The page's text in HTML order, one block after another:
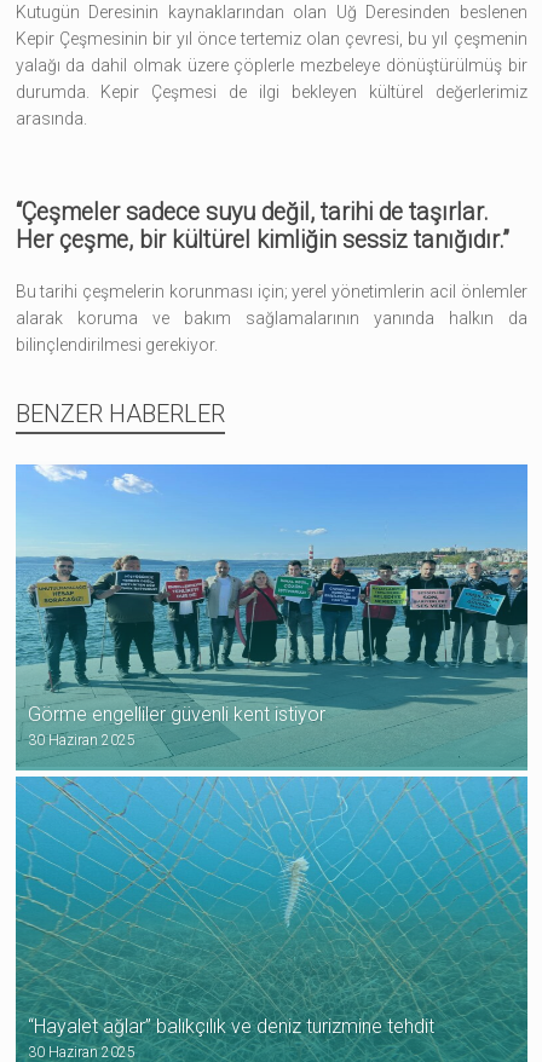
Kutugün Deresinin kaynaklarından olan Uğ Deresinden beslenen
Kepir Çeşmesinin bir yıl önce tertemiz olan çevresi, bu yıl çeşmenin
yalağı da dahil olmak üzere çöplerle mezbeleye dönüştürülmüş bir
durumda. Kepir Çeşmesi de ilgi bekleyen kültürel değerlerimiz
arasında.
“Çeşmeler sadece suyu değil, tarihi de taşırlar.
Her çeşme, bir kültürel kimliğin sessiz tanığıdır.”
Bu tarihi çeşmelerin korunması için; yerel yönetimlerin acil önlemler
alarak koruma ve bakım sağlamalarının yanında halkın da
bilinçlendirilmesi gerekiyor.
BENZER HABERLER
Görme engelliler güvenli kent istiyor
30 Haziran 2025
“Hayalet ağlar” balıkçılık ve deniz turizmine tehdit
30 Haziran 2025